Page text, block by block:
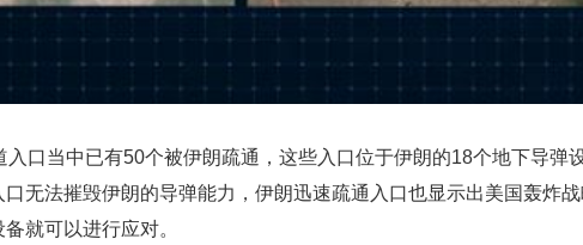
口当中已有50个被伊朗疏通，这些入口位于伊朗的18个地下导弹
无法摧毁伊朗的导弹能力，伊朗迅速疏通入口也显示出美国轰炸
就可以进行应对。